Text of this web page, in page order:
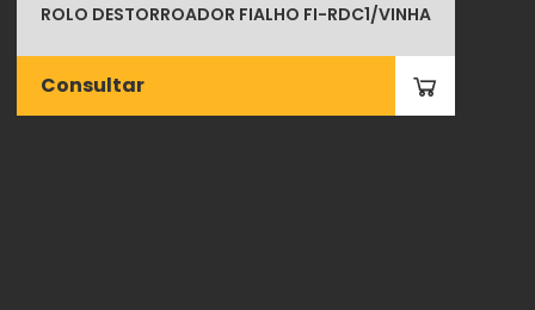
ROLO DESTORROADOR FIALHO FI-RDC1/VINHA
Consultar